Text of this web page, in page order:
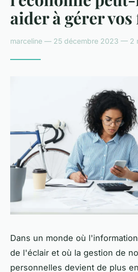
aider à gérer
marceline — 25 décembre 2023 — 2
Dans un monde où
de l'éclair et où la gestion de
personnelles devient de plus